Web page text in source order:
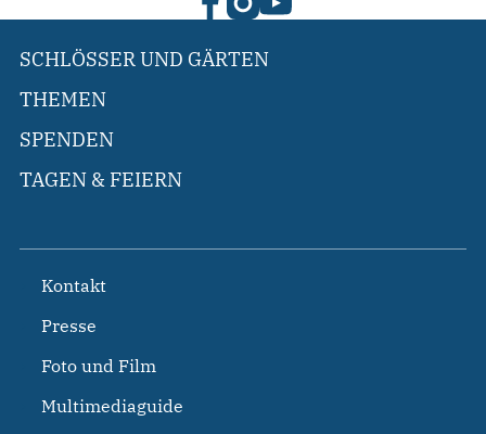
SCHLÖSSER UND GÄRTEN
THEMEN
SPENDEN
TAGEN & FEIERN
Kontakt
Presse
Foto und Film
Multimediaguide